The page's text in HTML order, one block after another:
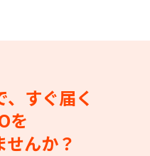
すぐ届く
を
んか？